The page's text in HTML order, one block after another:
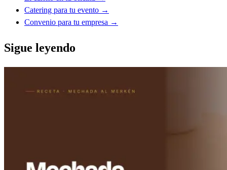
Catering para tu evento →
Convenio para tu empresa →
Sigue leyendo